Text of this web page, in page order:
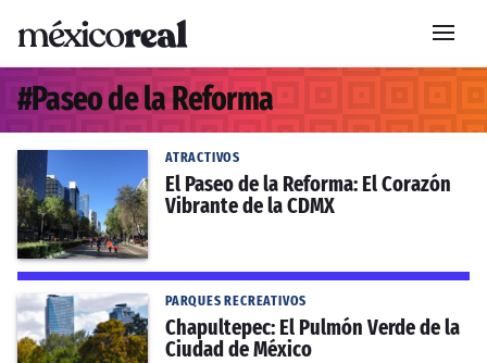
#Paseo de la Reforma
ATRACTIVOS
El Paseo de la Reforma: El Corazón
Vibrante de la CDMX
PARQUES RECREATIVOS
Chapultepec: El Pulmón Verde de la
Ciudad de México